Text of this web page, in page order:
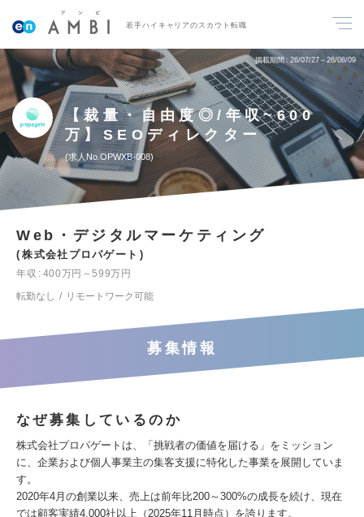
若手ハイキャリアのスカウト転職
掲載期間 26/07/27～26/08/09
【裁量・自由度◎/年収~600
万】SEOディレクター
求人No.OPWXB-008
Web・デジタルマーケティング
株式会社プロパゲート
年収
400万円～599万円
転勤なし
リモートワーク可能
募集情報
なぜ募集しているのか
株式会社プロパゲートは、「挑戦者の価値を届ける」をミッション
に、企業および個人事業主の集客支援に特化した事業を展開していま
す。
2020年4月の創業以来、売上は前年比200～300%の成長を続け、現在
では顧客実績4,000社以上（2025年11月時点）を誇ります。